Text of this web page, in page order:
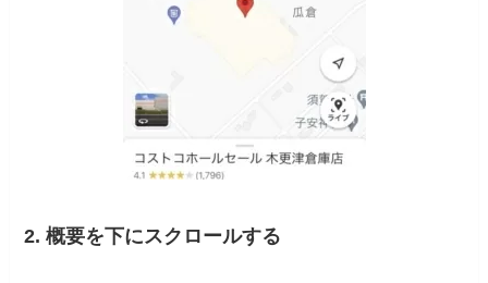
2. 概要を下にスクロールする